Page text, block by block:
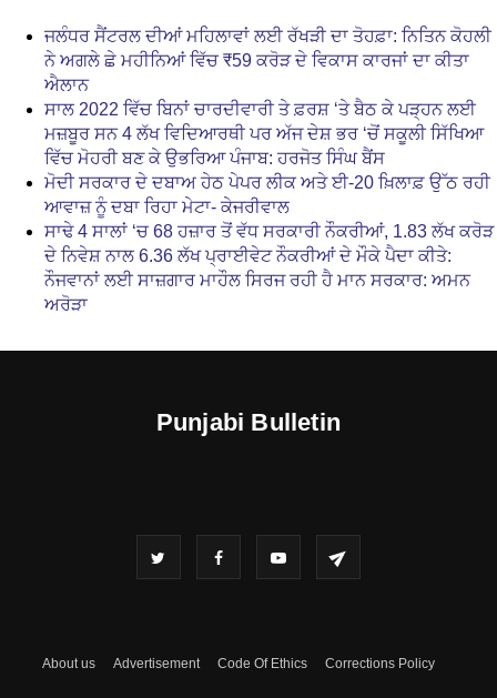
ਜਲੰਧਰ ਸੈਂਟਰਲ ਦੀਆਂ ਮਹਿਲਾਵਾਂ ਲਈ ਰੱਖੜੀ ਦਾ ਤੋਹਫ਼ਾ: ਨਿਤਿਨ ਕੋਹਲੀ
ਨੇ ਅਗਲੇ ਛੇ ਮਹੀਨਿਆਂ ਵਿੱਚ ₹59 ਕਰੋੜ ਦੇ ਵਿਕਾਸ ਕਾਰਜਾਂ ਦਾ ਕੀਤਾ
ਐਲਾਨ
ਸਾਲ 2022 ਵਿੱਚ ਬਿਨਾਂ ਚਾਰਦੀਵਾਰੀ ਤੇ ਫ਼ਰਸ਼ ‘ਤੇ ਬੈਠ ਕੇ ਪੜ੍ਹਨ ਲਈ
ਮਜ਼ਬੂਰ ਸਨ 4 ਲੱਖ ਵਿਦਿਆਰਥੀ ਪਰ ਅੱਜ ਦੇਸ਼ ਭਰ ‘ਚੋਂ ਸਕੂਲੀ ਸਿੱਖਿਆ
ਵਿੱਚ ਮੋਹਰੀ ਬਣ ਕੇ ਉਭਰਿਆ ਪੰਜਾਬ: ਹਰਜੋਤ ਸਿੰਘ ਬੈਂਸ
ਮੋਦੀ ਸਰਕਾਰ ਦੇ ਦਬਾਅ ਹੇਠ ਪੇਪਰ ਲੀਕ ਅਤੇ ਈ-20 ਖ਼ਿਲਾਫ਼ ਉੱਠ ਰਹੀ
ਆਵਾਜ਼ ਨੂੰ ਦਬਾ ਰਿਹਾ ਮੇਟਾ- ਕੇਜਰੀਵਾਲ
ਸਾਢੇ 4 ਸਾਲਾਂ ‘ਚ 68 ਹਜ਼ਾਰ ਤੋਂ ਵੱਧ ਸਰਕਾਰੀ ਨੌਕਰੀਆਂ, 1.83 ਲੱਖ ਕਰੋੜ
ਦੇ ਨਿਵੇਸ਼ ਨਾਲ 6.36 ਲੱਖ ਪ੍ਰਾਈਵੇਟ ਨੌਕਰੀਆਂ ਦੇ ਮੌਕੇ ਪੈਦਾ ਕੀਤੇ:
ਨੌਜਵਾਨਾਂ ਲਈ ਸਾਜ਼ਗਾਰ ਮਾਹੌਲ ਸਿਰਜ ਰਹੀ ਹੈ ਮਾਨ ਸਰਕਾਰ: ਅਮਨ
ਅਰੋੜਾ
Punjabi Bulletin
About us Advertisement Code Of Ethics Corrections Policy